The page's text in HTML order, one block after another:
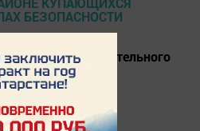
пожарно-спасательного
провел
озёрам района.